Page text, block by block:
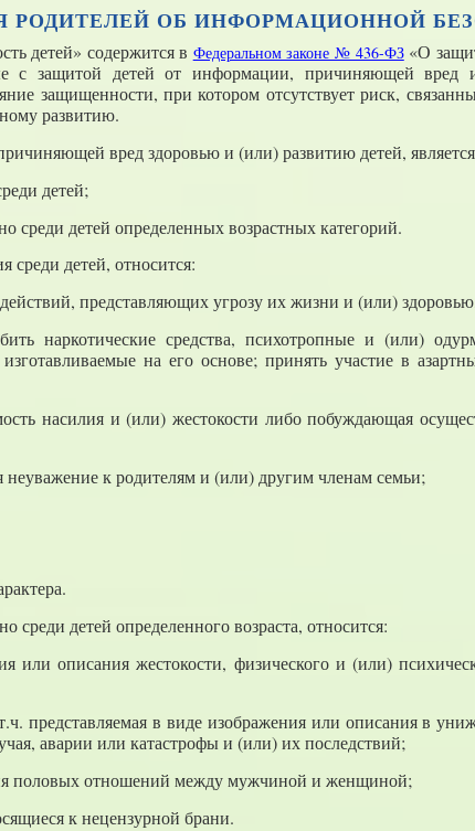
РОДИТЕЛЕЙ ОБ ИНФОРМАЦИОННОЙ
детей» содержится в Федеральном законе № 436-ФЗ«О
с защитой детей от информации, причиняющей
защищенности, при котором отсутствует риск,
развитию.
вред здоровью и (или) развитию детей,
детей;
среди детей определенных возрастных категорий.
детей, относится:
представляющих угрозу их жизни и (или)
наркотические средства, психотропные и (или)
на его основе; принять участие в
насилия и (или) жестокости либо побуждающая
к родителям и (или) другим членам семьи;
детей определенного возраста, относится:
или описания жестокости, физического и (или)
представляемая в виде изображения или описания в
аварии или катастрофы и (или) их последствий;
половых отношений между мужчиной и женщиной;
к нецензурной брани.